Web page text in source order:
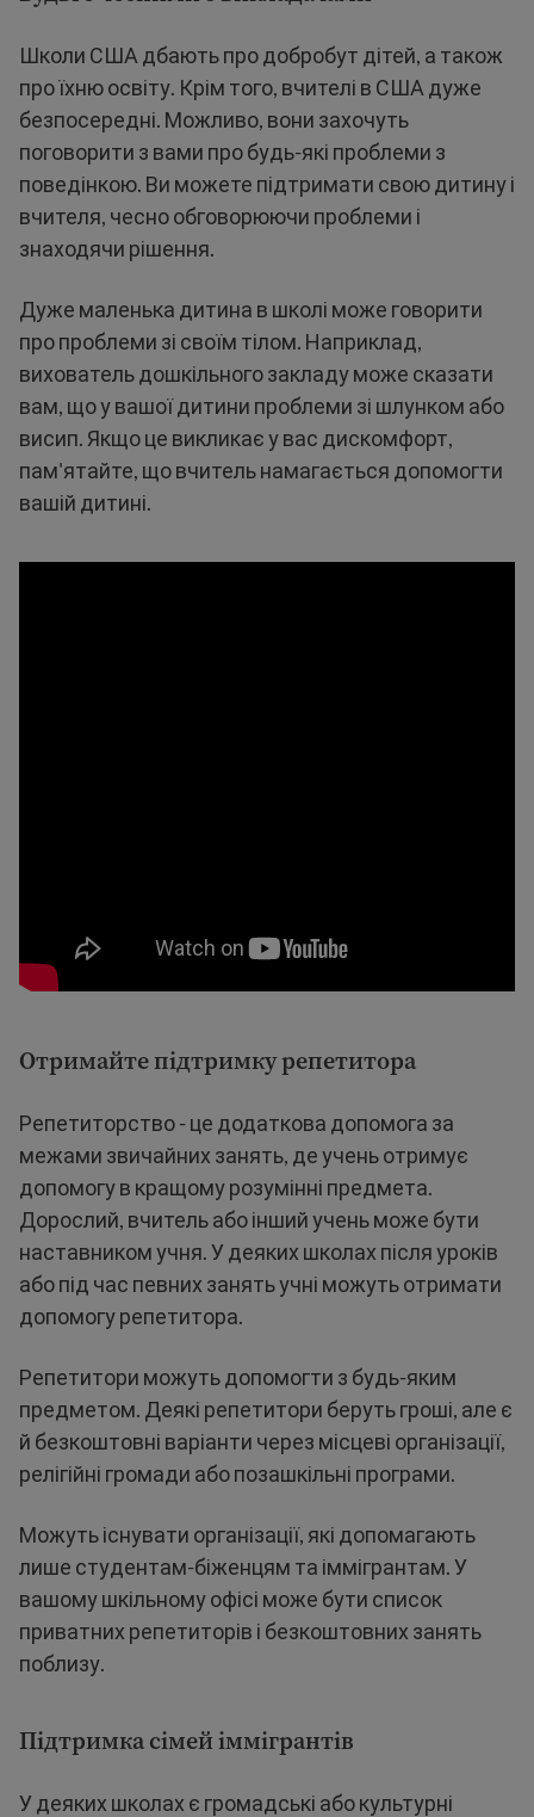
Школи США дбають про добробут дітей, а також
про їхню освіту. Крім того, вчителі в США дуже
безпосередні. Можливо, вони захочуть
поговорити з вами про будь-які проблеми з
поведінкою. Ви можете підтримати свою дитину і
вчителя, чесно обговорюючи проблеми і
знаходячи рішення.
Дуже маленька дитина в школі може говорити
про проблеми зі своїм тілом. Наприклад,
вихователь дошкільного закладу може сказати
вам, що у вашої дитини проблеми зі шлунком або
висип. Якщо це викликає у вас дискомфорт,
пам'ятайте, що вчитель намагається допомогти
вашій дитині.
Отримайте підтримку репетитора
Репетиторство - це додаткова допомога за
межами звичайних занять, де учень отримує
допомогу в кращому розумінні предмета.
Дорослий, вчитель або інший учень може бути
наставником учня. У деяких школах після уроків
або під час певних занять учні можуть отримати
допомогу репетитора.
Репетитори можуть допомогти з будь-яким
предметом. Деякі репетитори беруть гроші, але є
й безкоштовні варіанти через місцеві організації,
релігійні громади або позашкільні програми.
Можуть існувати організації, які допомагають
лише студентам-біженцям та іммігрантам. У
вашому шкільному офісі може бути список
приватних репетиторів і безкоштовних занять
поблизу.
Підтримка сімей іммігрантів
У деяких школах є громадські або культурні